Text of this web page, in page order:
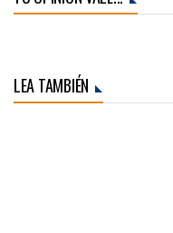
LEA TAMBIÉN